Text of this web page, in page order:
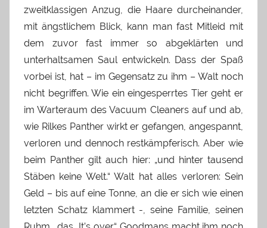
zweitklassigen Anzug, die Haare durcheinander,
mit ängstlichem Blick, kann man fast Mitleid mit
dem zuvor fast immer so abgeklärten und
unterhaltsamen Saul entwickeln. Dass der Spaß
vorbei ist, hat – im Gegensatz zu ihm – Walt noch
nicht begriffen. Wie ein eingesperrtes Tier geht er
im Warteraum des Vacuum Cleaners auf und ab,
wie Rilkes Panther wirkt er gefangen, angespannt,
verloren und dennoch restkämpferisch. Aber wie
beim Panther gilt auch hier: „und hinter tausend
Stäben keine Welt.“ Walt hat alles verloren: Sein
Geld – bis auf eine Tonne, an die er sich wie einen
letzten Schatz klammert -, seine Familie, seinen